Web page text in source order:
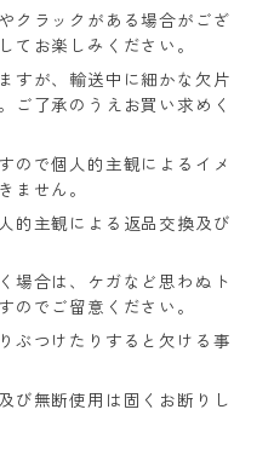
クラックがある場合がござ
てお楽しみください。
すが、輸送中に細かな欠片
ご了承のうえお買い求めく
ので個人的主観によるイメ
ません。
的主観による返品交換及び
場合は、ケガなど思わぬト
のでご留意ください。
ぶつけたりすると欠ける事
び無断使用は固くお断りし